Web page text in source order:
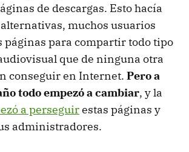
de descargas. Esto hacía
muchos usuarios
páginas para compartir todo tipo
que de ninguna otra
conseguir en Internet. Pero a
todo empezó a cambiar, y la
a perseguirestas páginas y
administradores.